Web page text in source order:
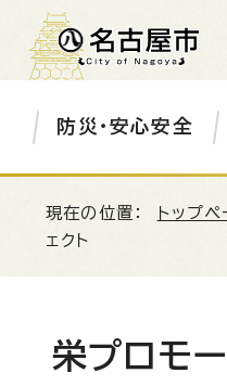
防災・安心安全
現在の位置： トップペ
ェクト
栄プロモ